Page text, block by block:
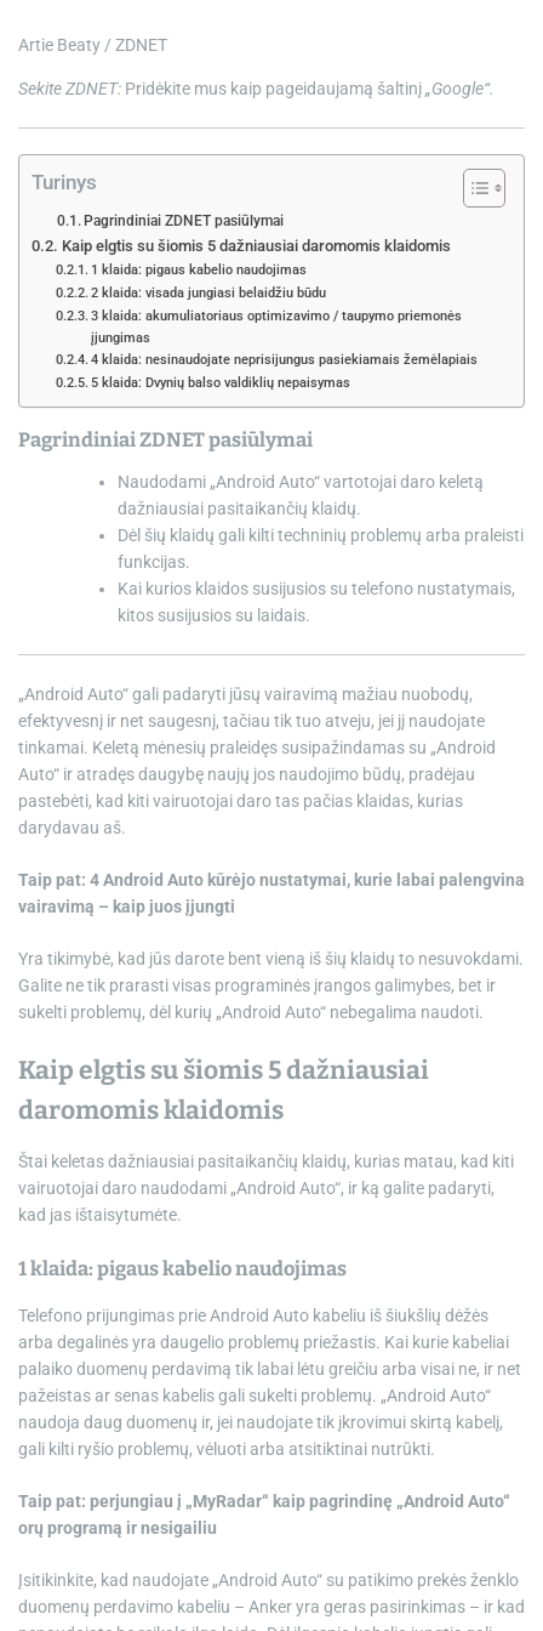
Artie Beaty / ZDNET
Sekite ZDNET: Pridėkite mus kaip pageidaujamą šaltinį„Google“.
Turinys
Pagrindiniai ZDNET pasiūlymai
Kaip elgtis su šiomis 5 dažniausiai daromomis klaidomis
1 klaida: pigaus kabelio naudojimas
2 klaida: visada jungiasi belaidžiu būdu
3 klaida: akumuliatoriaus optimizavimo / taupymo priemonės
įjungimas
4 klaida: nesinaudojate neprisijungus pasiekiamais žemėlapiais
5 klaida: Dvynių balso valdiklių nepaisymas
Pagrindiniai ZDNET pasiūlymai
Naudodami „Android Auto“ vartotojai daro keletą
dažniausiai pasitaikančių klaidų.
Dėl šių klaidų gali kilti techninių problemų arba praleisti
funkcijas.
Kai kurios klaidos susijusios su telefono nustatymais,
kitos susijusios su laidais.
„Android Auto“ gali padaryti jūsų vairavimą mažiau nuobodų,
efektyvesnį ir net saugesnį, tačiau tik tuo atveju, jei jį naudojate
tinkamai. Keletą mėnesių praleidęs susipažindamas su „Android
Auto“ ir atradęs daugybę naujų jos naudojimo būdų, pradėjau
pastebėti, kad kiti vairuotojai daro tas pačias klaidas, kurias
darydavau aš.
Taip pat: 4 Android Auto kūrėjo nustatymai, kurie labai palengvina
vairavimą – kaip juos įjungti
Yra tikimybė, kad jūs darote bent vieną iš šių klaidų to nesuvokdami.
Galite ne tik prarasti visas programinės įrangos galimybes, bet ir
sukelti problemų, dėl kurių „Android Auto“ nebegalima naudoti.
Kaip elgtis su šiomis 5 dažniausiai
daromomis klaidomis
Štai keletas dažniausiai pasitaikančių klaidų, kurias matau, kad kiti
vairuotojai daro naudodami „Android Auto“, ir ką galite padaryti,
kad jas ištaisytumėte.
1 klaida: pigaus kabelio naudojimas
Telefono prijungimas prie Android Auto kabeliu iš šiukšlių dėžės
arba degalinės yra daugelio problemų priežastis. Kai kurie kabeliai
palaiko duomenų perdavimą tik labai lėtu greičiu arba visai ne, ir net
pažeistas ar senas kabelis gali sukelti problemų. „Android Auto“
naudoja daug duomenų ir, jei naudojate tik įkrovimui skirtą kabelį,
gali kilti ryšio problemų, vėluoti arba atsitiktinai nutrūkti.
Taip pat: perjungiau į „MyRadar“ kaip pagrindinę „Android Auto“
orų programą ir nesigailiu
Įsitikinkite, kad naudojate „Android Auto“ su patikimo prekės ženklo
duomenų perdavimo kabeliu – Anker yra geras pasirinkimas – ir kad